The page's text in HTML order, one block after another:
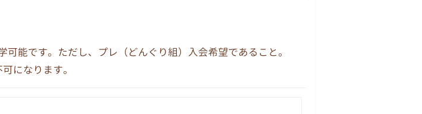
可能です。ただし、プレ（どんぐり組）入会希望であること。
になります。